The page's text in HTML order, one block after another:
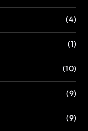
(4)
(1)
(10)
(9)
(9)